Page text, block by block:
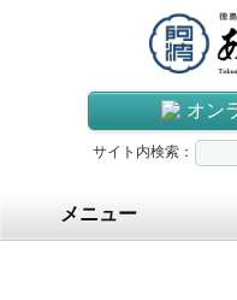
オン
サイト内検索：
メニュー